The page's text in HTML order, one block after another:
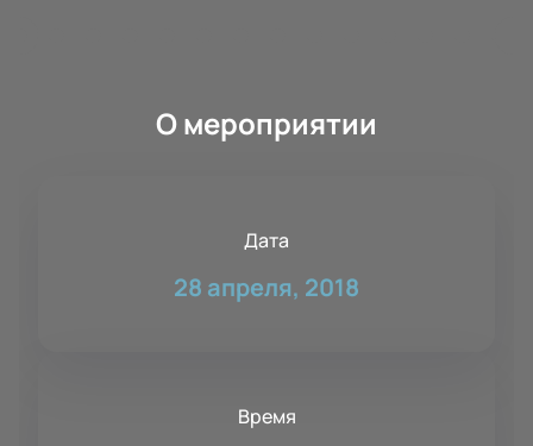
О мероприятии
Дата
28 апреля, 2018
Время